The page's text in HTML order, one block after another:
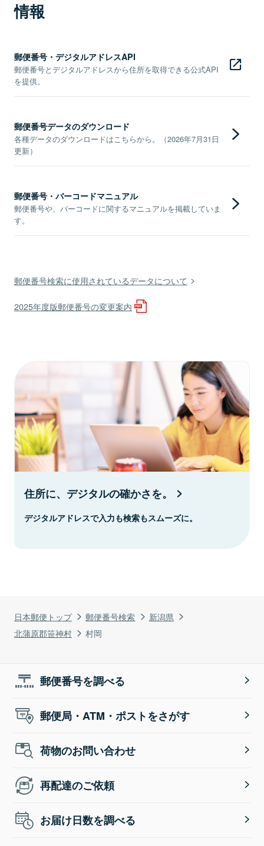
日本郵便トップ 郵便番号検索
新潟県
北蒲原郡笹神村
村岡
情報
郵便番号・デジタルアドレスAPI
郵便番号とデジタルアドレスから住所を取得できる公式API
を提供。
郵便番号データのダウンロード
各種データのダウンロードはこちらから。（2026年7月31日
更新）
郵便番号・バーコードマニュアル
郵便番号や、バーコードに関するマニュアルを掲載していま
す。
郵便番号検索に使用されているデータについて
2025年度版郵便番号の変更案内
住所に、デジタルの確かさを。
デジタルアドレスで入力も検索もスムーズに。
郵便番号を調べる
郵便局・ATM・ポストをさがす
荷物のお問い合わせ
再配達のご依頼
お届け日数を調べる